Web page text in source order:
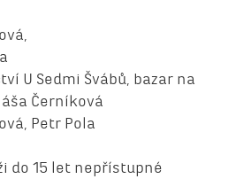
U Sedmi Švábů, bazar na
Černíková
Petr Pola
do 15 let nepřístupné